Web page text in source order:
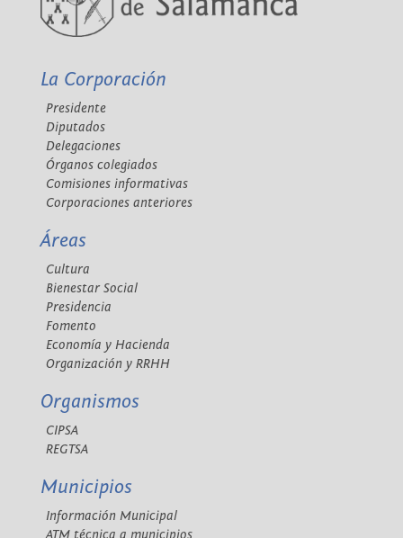
La Corporación
Presidente
Diputados
Delegaciones
Órganos colegiados
Comisiones informativas
Corporaciones anteriores
Áreas
Cultura
Bienestar Social
Presidencia
Fomento
Economía y Hacienda
Organización y RRHH
Organismos
CIPSA
REGTSA
Municipios
Información Municipal
ATM técnica a municipios